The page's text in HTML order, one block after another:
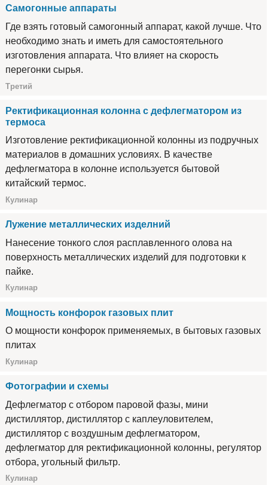
Самогонные аппараты
Где взять готовый самогонный аппарат, какой лучше. Что
необходимо знать и иметь для самостоятельного
изготовления аппарата. Что влияет на скорость
перегонки сырья.
Третий
Ректификационная колонна с дефлегматором из
термоса
Изготовление ректификационной колонны из подручных
материалов в домашних условиях. В качестве
дефлегматора в колонне используется бытовой
китайский термос.
Кулинар
Лужение металлических изделний
Нанесение тонкого слоя расплавленного олова на
поверхность металлических изделий для подготовки к
пайке.
Кулинар
Мощность конфорок газовых плит
О мощности конфорок применяемых, в бытовых газовых
плитах
Кулинар
Фотографии и схемы
Дефлегматор с отбором паровой фазы, мини
дистиллятор, дистиллятор с каплеуловителем,
дистиллятор с воздушным дефлегматором,
дефлегматор для ректификационной колонны, регулятор
отбора, угольный фильтр.
Кулинар